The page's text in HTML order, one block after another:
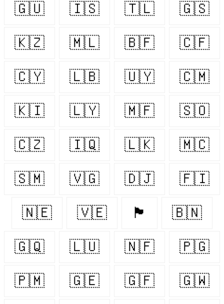
🇬🇺 🇮🇸 🇹🇱 🇬🇸
🇰🇿 🇲🇱 🇧🇫 🇨🇫
🇨🇾 🇱🇧 🇺🇾 🇨🇲
🇰🇮 🇱🇾 🇲🇫 🇸🇴
🇨🇿 🇮🇶 🇱🇰 🇲🇨
🇸🇲 🇻🇬 🇩🇯 🇫🇮
🇳🇪 🇻🇪 🏴󠁧󠁢󠁷󠁬󠁳󠁿 🇧🇳
🇬🇶 🇱🇺 🇳🇫 🇵🇬
🇵🇲 🇬🇪 🇬🇫 🇬🇼